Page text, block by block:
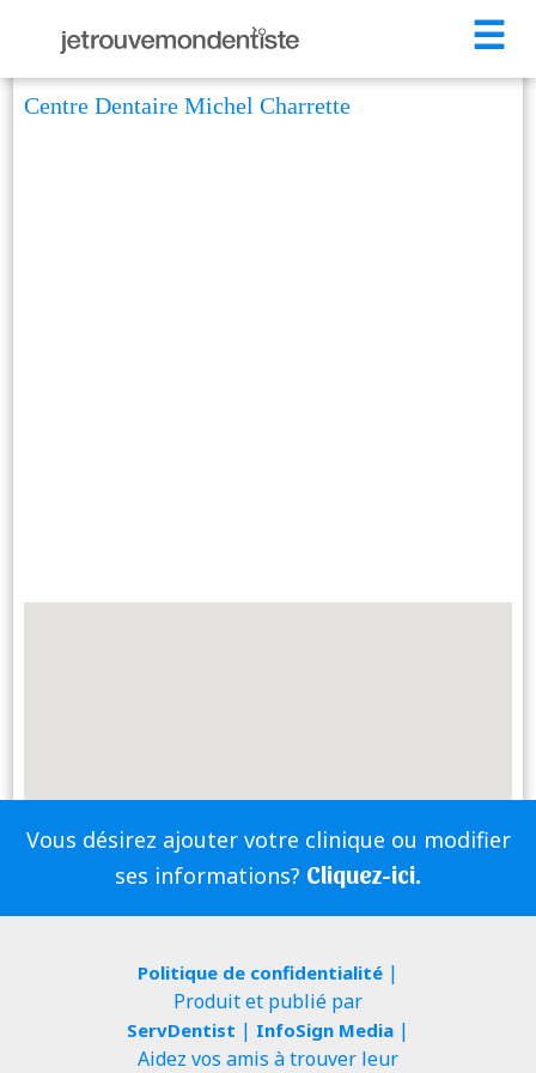
☰
Centre Dentaire Michel Charrette
Vous désirez ajouter votre clinique ou modifier
ses informations? Cliquez-ici.
Politique de confidentialité|
Produit et publié par
ServDentist | InfoSign Media|
Aidez vos amis à trouver leur